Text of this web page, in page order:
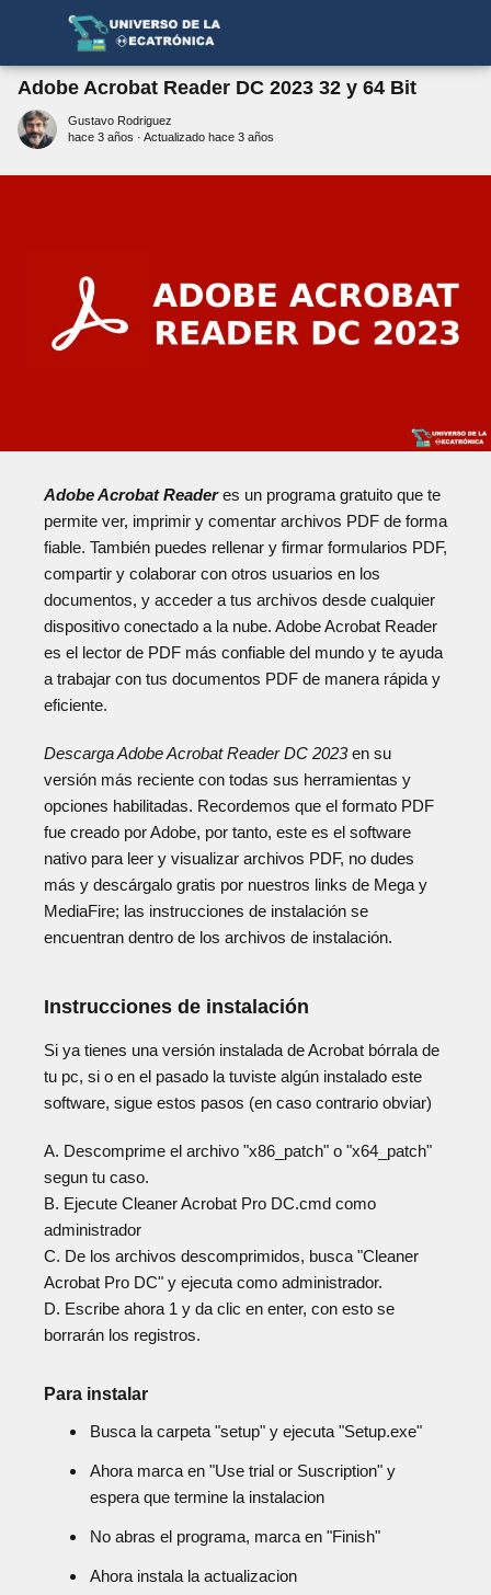
Adobe Acrobat Reader DC 2023 32 y 64 Bit
Gustavo Rodriguez
hace 3 años · Actualizado hace 3 años
Adobe Acrobat Readeres un programa gratuito que te
permite ver, imprimir y comentar archivos PDF de forma
fiable. También puedes rellenar y firmar formularios PDF,
compartir y colaborar con otros usuarios en los
documentos, y acceder a tus archivos desde cualquier
dispositivo conectado a la nube. Adobe Acrobat Reader
es el lector de PDF más confiable del mundo y te ayuda
a trabajar con tus documentos PDF de manera rápida y
eficiente.
Descarga Adobe Acrobat Reader DC 2023en su
versión más reciente con todas sus herramientas y
opciones habilitadas. Recordemos que el formato PDF
fue creado por Adobe, por tanto, este es el software
nativo para leer y visualizar archivos PDF, no dudes
más y descárgalo gratis por nuestros links de Mega y
MediaFire; las instrucciones de instalación se
encuentran dentro de los archivos de instalación.
Instrucciones de instalación
Si ya tienes una versión instalada de Acrobat bórrala de
tu pc, si o en el pasado la tuviste algún instalado este
software, sigue estos pasos (en caso contrario obviar)
A. Descomprime el archivo "x86_patch" o "x64_patch"
segun tu caso.
B. Ejecute Cleaner Acrobat Pro DC.cmd como
administrador
C. De los archivos descomprimidos, busca "Cleaner
Acrobat Pro DC" y ejecuta como administrador.
D. Escribe ahora 1 y da clic en enter, con esto se
borrarán los registros.
Para instalar
Busca la carpeta "setup" y ejecuta "Setup.exe"
Ahora marca en "Use trial or Suscription" y
espera que termine la instalacion
No abras el programa, marca en "Finish"
Ahora instala la actualizacion